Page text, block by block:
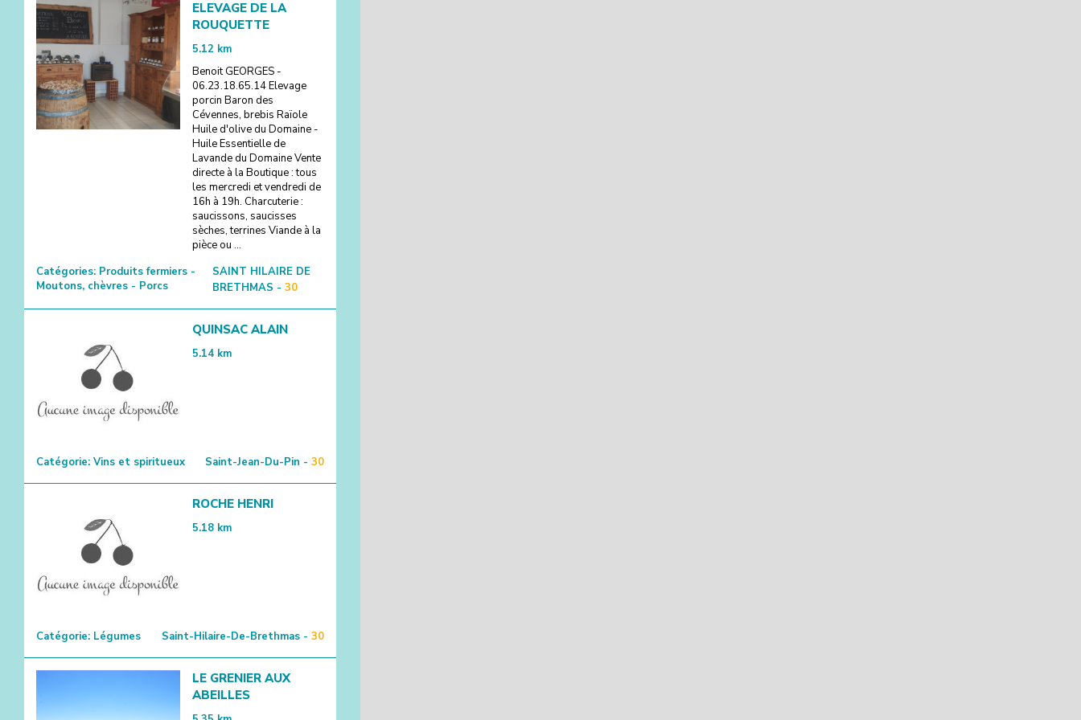
ELEVAGE DE LA
ROUQUETTE
5.12 km
Benoit GEORGES -
06.23.18.65.14 Elevage
porcin Baron des
Cévennes, brebis Raïole
Huile d'olive du Domaine -
Huile Essentielle de
Lavande du Domaine Vente
directe à la Boutique : tous
les mercredi et vendredi de
16h à 19h. Charcuterie :
saucissons, saucisses
sèches, terrines Viande à la
pièce ou ...
Catégories: Produits fermiers -
Moutons, chèvres - Porcs
SAINT HILAIRE DE
BRETHMAS - 30
QUINSAC ALAIN
5.14 km
Catégorie: Vins et spiritueux Saint-Jean-Du-Pin - 30
ROCHE HENRI
5.18 km
Catégorie: Légumes Saint-Hilaire-De-Brethmas - 30
LE GRENIER AUX
ABEILLES